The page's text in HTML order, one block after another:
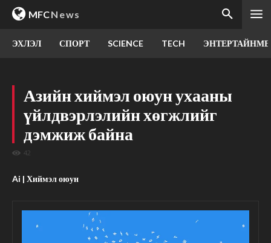
MFCNews
ЭХЛЭЛ СПОРТ SCIENCE TECH
Азийн хиймэл оюун ухааны
үйлдвэрлэлийн хөгжлийг
дэмжиж байна
42
Ai | Хиймэл оюун